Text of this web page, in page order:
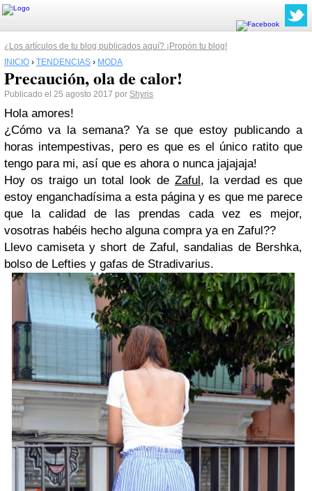
¿Los artículos de tu blog publicados aquí? ¡Propón tu blog!
INICIO › TENDENCIAS › MODA
Precaución, ola de calor!
Publicado el 25 agosto 2017 por Shyris
Hola amores!
¿Cómo va la semana? Ya se que estoy publicando a
horas intempestivas, pero es que es el único ratito que
tengo para mi, así que es ahora o nunca jajajaja!
Hoy os traigo un total look de Zaful, la verdad es que
estoy enganchadísima a esta página y es que me parece
que la calidad de las prendas cada vez es mejor,
vosotras habéis hecho alguna compra ya en Zaful??
Llevo camisetay short de Zaful, sandalias de Bershka,
bolso de Lefties y gafas de Stradivarius.